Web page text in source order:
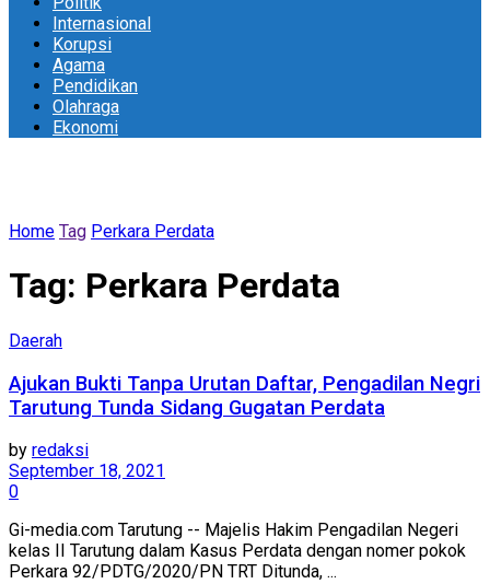
Internasional
Korupsi
Agama
Pendidikan
Olahraga
Ekonomi
Home Tag Perkara Perdata
Tag: Perkara Perdata
Daerah
Ajukan Bukti Tanpa Urutan Daftar, Pengadilan Negri
Tarutung Tunda Sidang Gugatan Perdata
by redaksi
September 18, 2021
0
Gi-media.com Tarutung -- Majelis Hakim Pengadilan Negeri
kelas II Tarutung dalam Kasus Perdata dengan nomer pokok
Perkara 92/PDTG/2020/PN TRT Ditunda, ...